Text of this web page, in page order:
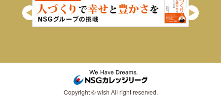
Copyright © wish All right reserved.